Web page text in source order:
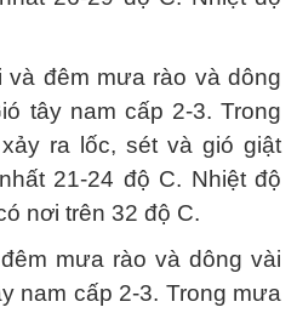
và đêm mưa rào và dông
tây nam cấp 2-3. Trong
ra lốc, sét và gió giật
21-24 độ C. Nhiệt độ
nơi trên 32 độ C.
mưa rào và dông vài
nam cấp 2-3. Trong mưa